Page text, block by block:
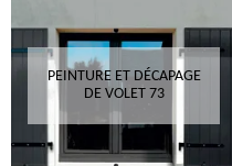
PEINTURE ET DÉCAPAGE
DE VOLET 73